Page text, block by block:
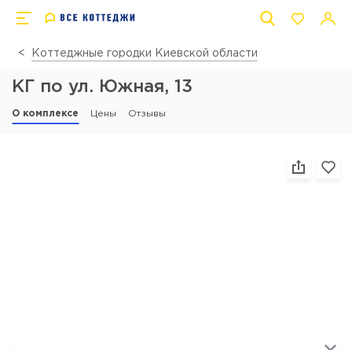
Коттеджные городки Киевской области
КГ по ул. Южная, 13
О комплексе Цены Отзывы